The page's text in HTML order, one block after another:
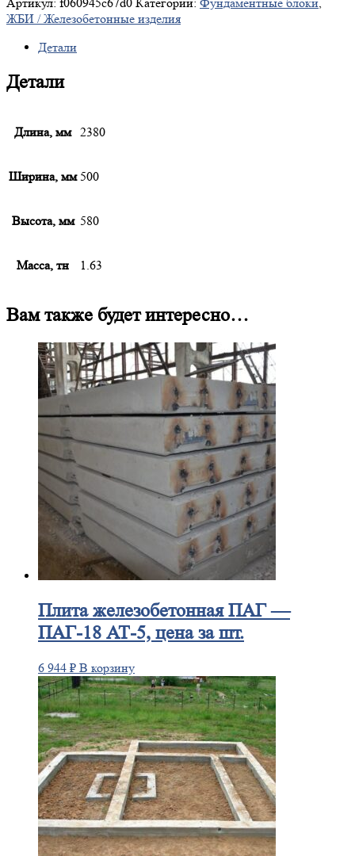
ЖБИ / Железобетонные изделия
Детали
Детали
Длина, мм 2380
Ширина, мм 500
Высота, мм 580
Масса, тн 1.63
Вам также будет интересно…
Плитажелезобетонная ПАГ —
ПАГ-18 АТ-5, цена за шт.
6 944 ₽ В корзину